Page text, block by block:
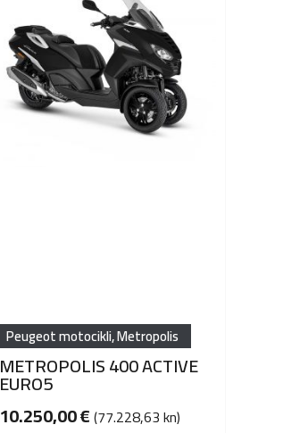
Peugeot motocikli,Metropolis
METROPOLIS 400 ACTIVE
EURO5
10.250,00€(77.228,63 kn)